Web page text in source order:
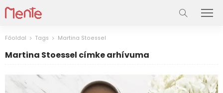
Főoldal Tags Martina Stoessel
Martina Stoessel címke arhívuma